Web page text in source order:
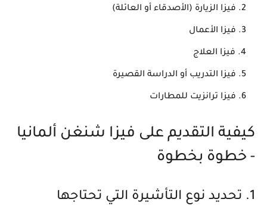
فيزا الزيارة (الأصدقاء أو العائلة)
فيزا الأعمال
فيزا العلاج
فيزا التدريب أو الدراسة القصيرة
فيزا ترانزيت للمطارات
كيفية التقديم على فيزا شنغن ألمانيا
- خطوة بخطوة
1. تحديد نوع التأشيرة التي تحتاجها